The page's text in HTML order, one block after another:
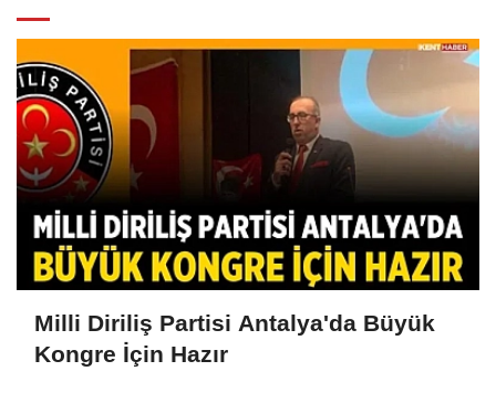
Milli Diriliş Partisi Antalya'da Büyük
Kongre İçin Hazır